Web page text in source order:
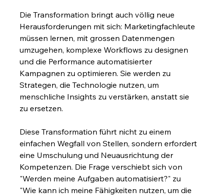
Die Transformation bringt auch völlig neue
Herausforderungen mit sich: Marketingfachleute
müssen lernen, mit grossen Datenmengen
umzugehen, komplexe Workflows zu designen
und die Performance automatisierter
Kampagnen zu optimieren. Sie werden zu
Strategen, die Technologie nutzen, um
menschliche Insights zu verstärken, anstatt sie
zu ersetzen.
Diese Transformation führt nicht zu einem
einfachen Wegfall von Stellen, sondern erfordert
eine Umschulung und Neuausrichtung der
Kompetenzen. Die Frage verschiebt sich von
"Werden meine Aufgaben automatisiert?" zu
"Wie kann ich meine Fähigkeiten nutzen, um die